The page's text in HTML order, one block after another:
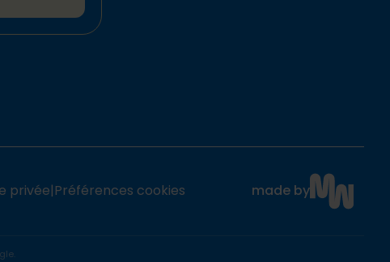
privée|Préférences cookies made by